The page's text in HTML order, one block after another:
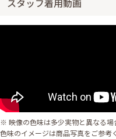
スタッフ着用動画
※ 映像の色味は多少実物と異なる場
色味のイメージは商品写真をご参考